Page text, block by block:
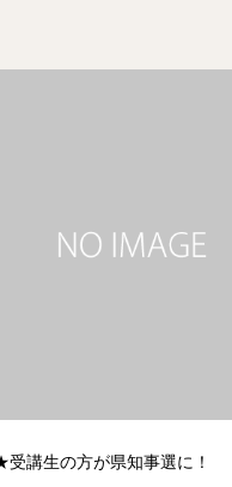
★ハナシにならんね！